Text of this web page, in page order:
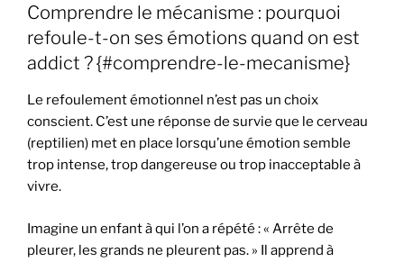
Comprendre le mécanisme : pourquoi
refoule-t-on ses émotions quand on est
addict ? {#comprendre-le-mecanisme}
Le refoulement émotionnel n’est pas un choix
conscient. C’est une réponse de survie que le cerveau
(reptilien) met en place lorsqu’une émotion semble
trop intense, trop dangereuse ou trop inacceptable à
vivre.
Imagine un enfant à qui l’on a répété : « Arrête de
pleurer, les grands ne pleurent pas. » Il apprend à